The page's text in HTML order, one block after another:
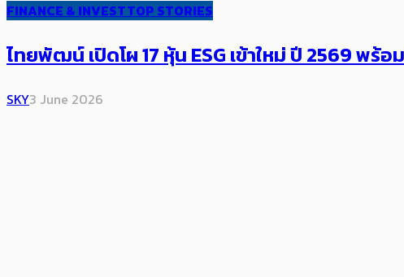
FINANCE & INVESTTOP STORIES
ไทยพัฒน์ เปิดโผ 17 หุ้น ESG เข้าใหม่ ปี 2569 พร้
SKY3 June 2026